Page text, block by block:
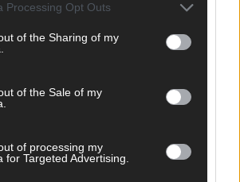
Processing Opt Outs
of the Sharing of my
of the Sale of my
of processing my
for Targeted Advertising.
aus China ist keins mehr –
wirklich